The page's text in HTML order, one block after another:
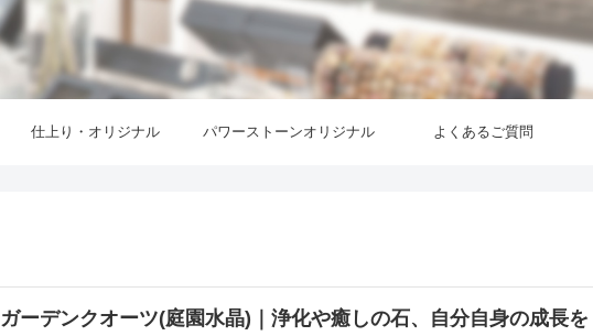
仕上り・オリジナル パワーストーンオリジナル よくあるご質問
ガーデンクオーツ(庭園水晶)｜浄化や癒しの石、自分自身の成長を